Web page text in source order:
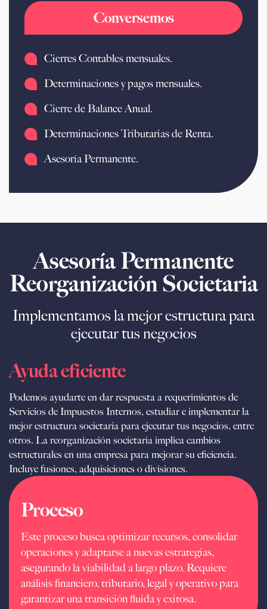
Conversemos
Cierres Contables mensuales.
Determinaciones y pagos mensuales.
Cierre de Balance Anual.
Determinaciones Tributarias de Renta.
Asesoría Permanente.
Asesoría Permanente
Reorganización Societaria
Implementamos la mejor estructura para
ejecutar tus negocios
Ayuda eficiente
Podemos ayudarte en dar respuesta a requerimientos de
Servicios de Impuestos Internos, estudiar e implementar la
mejor estructura societaria para ejecutar tus negocios, entre
otros. La reorganización societaria implica cambios
estructurales en una empresa para mejorar su eficiencia.
Incluye fusiones, adquisiciones o divisiones.
Proceso
Este proceso busca optimizar recursos, consolidar
operaciones y adaptarse a nuevas estrategias,
asegurando la viabilidad a largo plazo. Requiere
análisis financiero, tributario, legal y operativo para
garantizar una transición fluida y exitosa.